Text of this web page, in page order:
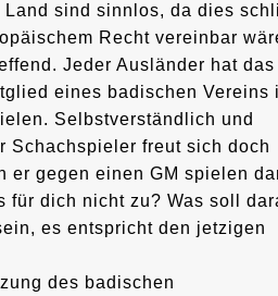
Land sind sinnlos, da dies
Recht vereinbar
Jeder Ausländer hat das
eines badischen Vereins
Selbstverständlich und
Schachspieler freut sich doch
er gegen einen GM spielen
für dich nicht zu? Was soll
es entspricht den jetzigen
des badischen